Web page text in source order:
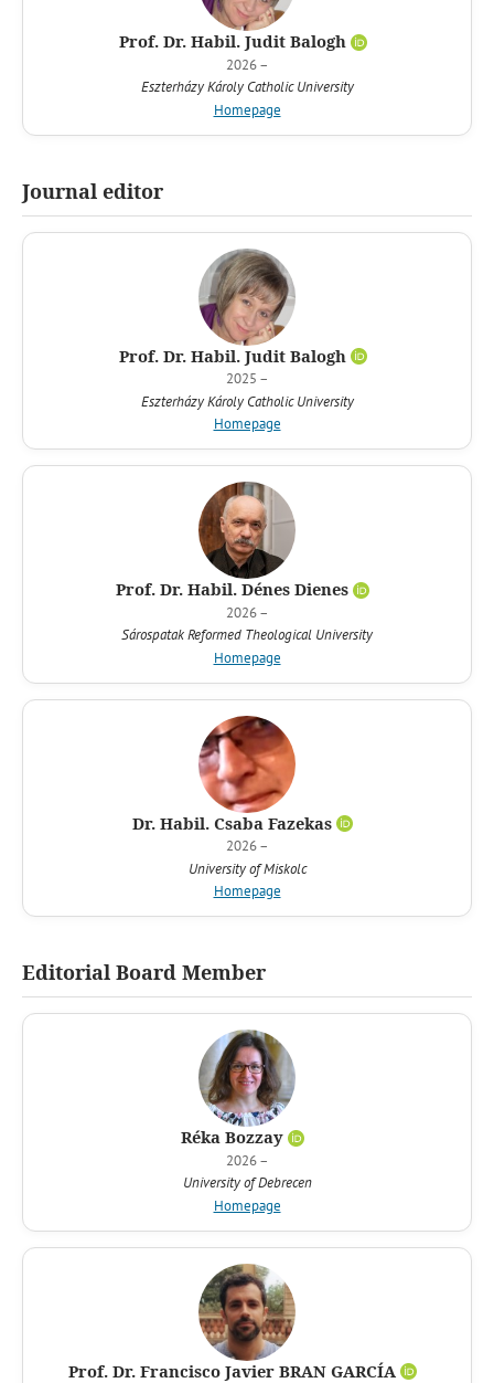
Prof. Dr. Habil. Judit Balogh
2026 –
Eszterházy Károly Catholic University
Homepage
Journal editor
Prof. Dr. Habil. Judit Balogh
2025 –
Eszterházy Károly Catholic University
Homepage
Prof. Dr. Habil. Dénes Dienes
2026 –
Sárospatak Reformed Theological University
Homepage
Dr. Habil. Csaba Fazekas
2026 –
University of Miskolc
Homepage
Editorial Board Member
Réka Bozzay
2026 –
University of Debrecen
Homepage
Prof. Dr. Francisco Javier BRAN GARCÍA